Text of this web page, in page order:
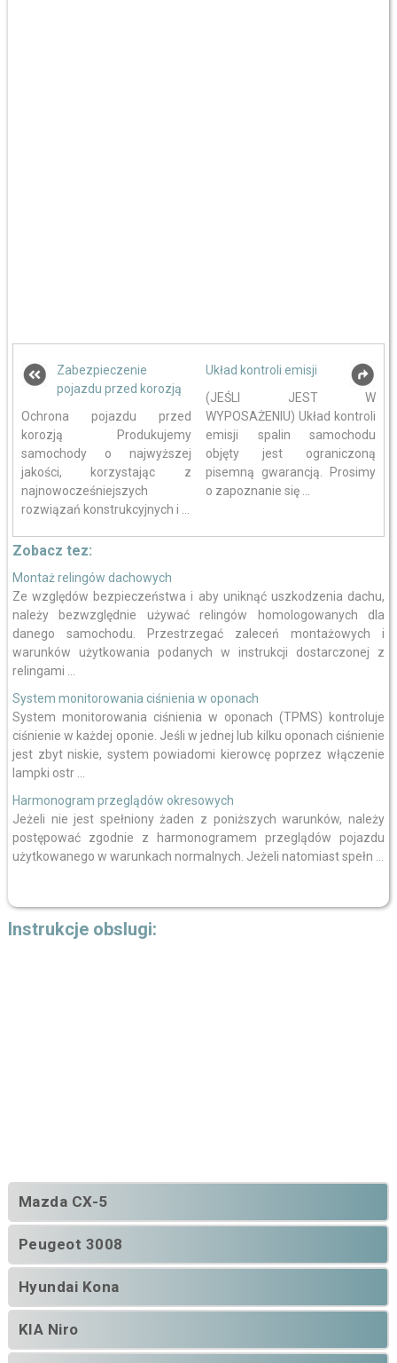
Zabezpieczenie
pojazdu przed korozją
Ochrona pojazdu przed
korozją Produkujemy
samochody o najwyższej
jakości, korzystając z
najnowocześniejszych
rozwiązań konstrukcyjnych i ...
Układ kontroli emisji
(JEŚLI JEST W
WYPOSAŻENIU) Układ kontroli
emisji spalin samochodu
objęty jest ograniczoną
pisemną gwarancją. Prosimy
o zapoznanie się ...
Zobacz tez:
Montaż relingów dachowych
Ze względów bezpieczeństwa i aby uniknąć uszkodzenia dachu,
należy bezwzględnie używać relingów homologowanych dla
danego samochodu. Przestrzegać zaleceń montażowych i
warunków użytkowania podanych w instrukcji dostarczonej z
relingami ...
System monitorowania ciśnienia w oponach
System monitorowania ciśnienia w oponach (TPMS) kontroluje
ciśnienie w każdej oponie. Jeśli w jednej lub kilku oponach ciśnienie
jest zbyt niskie, system powiadomi kierowcę poprzez włączenie
lampki ostr ...
Harmonogram przeglądów okresowych
Jeżeli nie jest spełniony żaden z poniższych warunków, należy
postępować zgodnie z harmonogramem przeglądów pojazdu
użytkowanego w warunkach normalnych. Jeżeli natomiast spełn ...
Instrukcje obslugi:
Mazda CX-5
Peugeot 3008
Hyundai Kona
KIA Niro